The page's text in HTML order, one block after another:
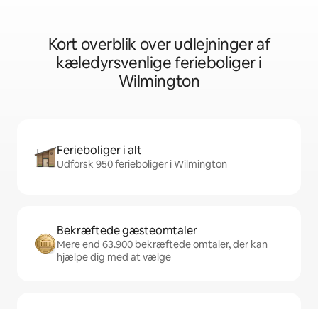
Kort overblik over udlejninger af
kæledyrsvenlige ferieboliger i
Wilmington
Ferieboliger i alt
Udforsk 950 ferieboliger i Wilmington
Bekræftede gæsteomtaler
Mere end 63.900 bekræftede omtaler, der kan
hjælpe dig med at vælge